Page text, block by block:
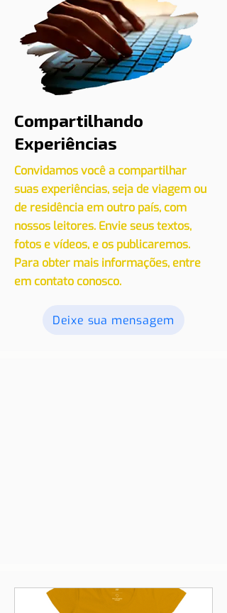
Compartilhando
Experiências
Convidamos você a compartilhar
suas experiências, seja de viagem ou
de residência em outro país, com
nossos leitores. Envie seus textos,
fotos e vídeos, e os publicaremos.
Para obter mais informações, entre
em contato conosco.
Deixe sua mensagem